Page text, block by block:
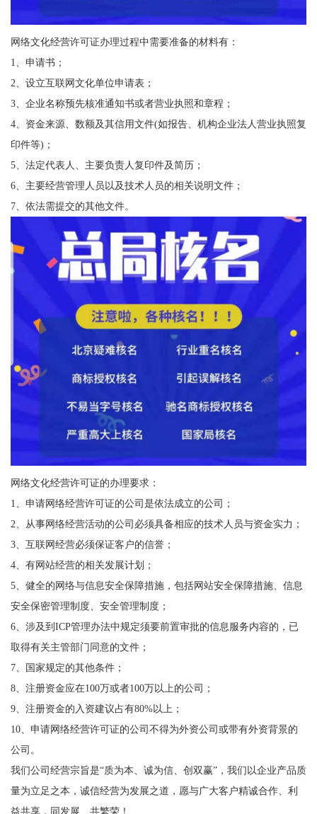
网络文化经营许可证办理过程中需要准备的材料有：
1、申请书；
2、设立互联网文化单位申请表；
3、企业名称预先核准通知书或者营业执照和章程；
4、资金来源、数额及其信用文件(如报告、机构企业法人营业执照复
印件等)；
5、法定代表人、主要负责人复印件及简历；
6、主要经营管理人员以及技术人员的相关说明文件；
7、依法需提交的其他文件。
网络文化经营许可证的办理要求：
1、申请网络经营许可证的公司是依法成立的公司；
2、从事网络经营活动的公司必须具备相应的技术人员与资金实力；
3、互联网经营必须保证客户的信誉；
4、有网站经营的相关发展计划；
5、健全的网络与信息安全保障措施，包括网站安全保障措施、信息
安全保密管理制度、安全管理制度；
6、涉及到ICP管理办法中规定须要前置审批的信息服务内容的，已
取得有关主管部门同意的文件；
7、国家规定的其他条件；
8、注册资金应在100万或者100万以上的公司；
9、注册资金的入资建议占有80%以上；
10、申请网络经营许可证的公司不得为外资公司或带有外资背景的
公司。
我们公司经营宗旨是“质为本、诚为信、创双赢”，我们以企业产品质
量为立足之本，诚信经营为发展之道，愿与广大客户精诚合作、利
益共享，同发展、共繁荣！